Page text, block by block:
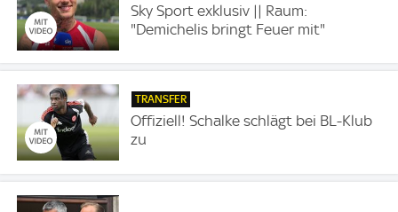
Sky Sport exklusiv || Raum:
"Demichelis bringt Feuer mit"
TRANSFER
Offiziell! Schalke schlägt bei BL-Klub
zu